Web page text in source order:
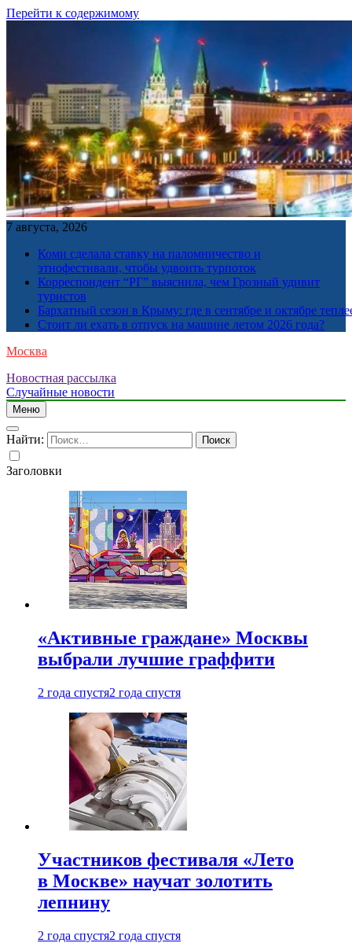
Перейти к содержимому
7 августа, 2026
Коми сделала ставку на паломничество и
этнофестивали, чтобы удвоить турпоток
Корреспондент “РГ” выяснила, чем Грозный удивит
туристов
Бархатный сезон в Крыму: где в сентябре и октябре
Стоит ли ехать в отпуск на машине летом 2026 года?
Москва
Новостная рассылка
Случайные новости
Меню
Найти:
Заголовки
«Активные граждане» Москвы
выбрали лучшие граффити
2 года спустя2 года спустя
Участников фестиваля «Лето
в Москве» научат золотить
лепнину
2 года спустя2 года спустя